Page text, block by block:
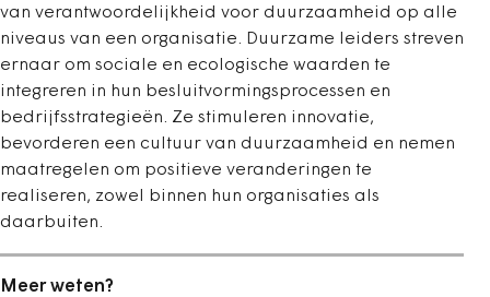
van verantwoordelijk­heid voor duurzaamheid op alle
niveaus van een organisatie. Duurzame leiders streven
ernaar om sociale en ecologische waarden te
integreren in hun besluitvormings­processen en
bedrijfsstrategieën. Ze stimuleren innovatie,
bevorderen een cultuur van duurzaamheid en nemen
maatregelen om positieve veranderingen te
realiseren, zowel binnen hun organisaties als
daarbuiten.
Meer weten?